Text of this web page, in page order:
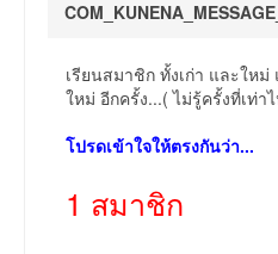
เรียนสมาชิก ทั้งเก่า และให
ใหม่ อีกครั้ง...( ไม่รู้ครั้งที่เท่า
โปรดเข้าใจให้ตรงกันว่า...
1 สมาชิก